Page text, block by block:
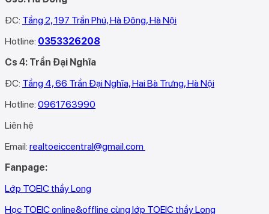
ĐC: Tầng 2, 197 Trần Phú, Hà Đông, Hà Nội
Hotline: 0353326208‬
Cs 4: Trần Đại Nghĩa
ĐC: Tầng 4, 66 Trần Đại Nghĩa, Hai Bà Trưng, Hà Nội
Hotline: 0961763990
Liên hệ
Email: realtoeiccentral@gmail.com
Fanpage:
Lớp TOEIC thầy Long
Học TOEIC online&offline cùng lớp TOEIC thầy Long